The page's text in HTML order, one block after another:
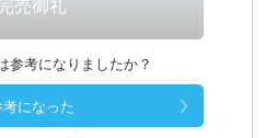
参考になりましたか？